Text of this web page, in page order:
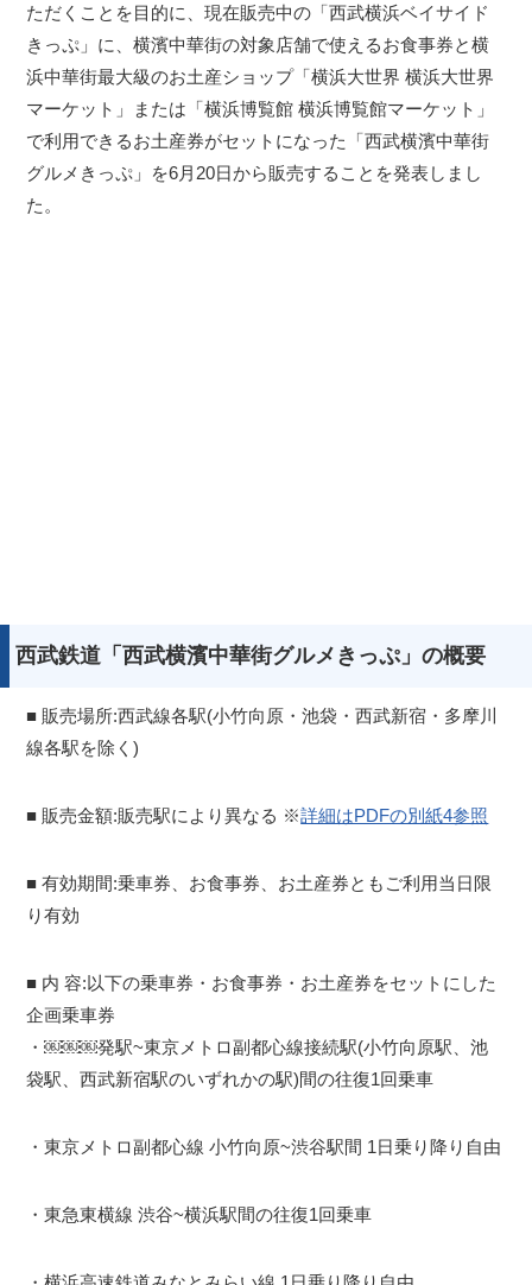
ただくことを目的に、現在販売中の「西武横浜ベイサイド
きっぷ」に、横濱中華街の対象店舗で使えるお食事券と横
浜中華街最大級のお土産ショップ「横浜大世界 横浜大世界
マーケット」または「横浜博覧館 横浜博覧館マーケット」
で利用できるお土産券がセットになった「西武横濱中華街
グルメきっぷ」を6月20日から販売することを発表しまし
た。
西武鉄道「西武横濱中華街グルメきっぷ」の概要
■ 販売場所:西武線各駅(小竹向原・池袋・西武新宿・多摩川
線各駅を除く)
■ 販売金額:販売駅により異なる ※詳細はPDFの別紙4参照
■ 有効期間:乗車券、お食事券、お土産券ともご利用当日限
り有効
■ 内 容:以下の乗車券・お食事券・お土産券をセットにした
企画乗車券
・￼￼￼発駅~東京メトロ副都心線接続駅(小竹向原駅、池
袋駅、西武新宿駅のいずれかの駅)間の往復1回乗車
・東京メトロ副都心線 小竹向原~渋谷駅間 1日乗り降り自由
・東急東横線 渋谷~横浜駅間の往復1回乗車